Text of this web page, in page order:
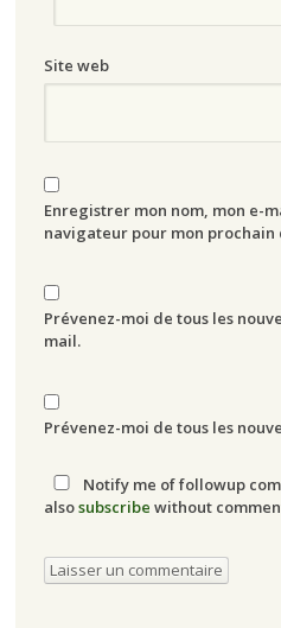
Site web
Enregistrer mon nom, mon e-
navigateur pour mon prochain
Prévenez-moi de tous les
mail.
Prévenez-moi de tous les
Notify me of followup
alsosubscribe without